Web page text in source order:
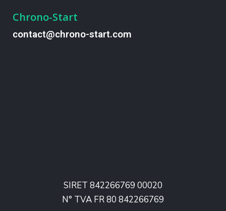
Chrono-Start
contact@chrono-start.com
SIRET 842266769 00020
N° TVA FR 80 842266769